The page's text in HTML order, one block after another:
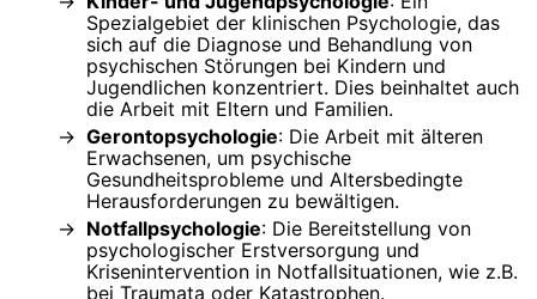
Spezialgebiet der klinischen Psychologie, das
sich auf die Diagnose und Behandlung von
psychischen Störungen bei Kindern und
Jugendlichen konzentriert. Dies beinhaltet auch
die Arbeit mit Eltern und Familien.
Gerontopsychologie: Die Arbeit mit älteren
Erwachsenen, um psychische
Gesundheitsprobleme und Altersbedingte
Herausforderungen zu bewältigen.
Notfallpsychologie: Die Bereitstellung von
psychologischer Erstversorgung und
Krisenintervention in Notfallsituationen, wie z.B.
bei Traumata oder Katastrophen.